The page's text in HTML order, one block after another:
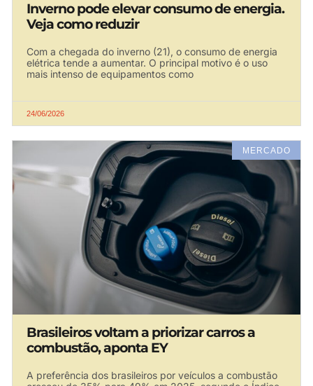
Inverno pode elevar consumo de energia.
Veja como reduzir
Com a chegada do inverno (21), o consumo de energia
elétrica tende a aumentar. O principal motivo é o uso
mais intenso de equipamentos como
24/06/2026
MERCADO
Brasileiros voltam a priorizar carros a
combustão, aponta EY
A preferência dos brasileiros por veículos a combustão